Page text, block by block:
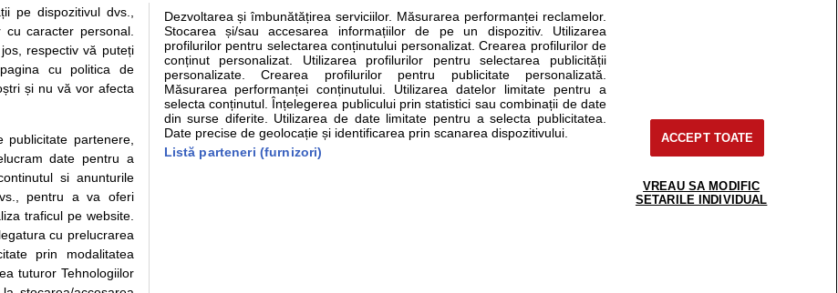
analize Specialitati medicale
informatii despre sanatate disponibile pe sfatulmedicului.ro au scop informativ si educational. Ele nu pot substitui consultul medical direct si
medicale. Va sfatuim, ca pe langa informatia primita pe sfatulmedicului.ro sa consultati fie medicul Dvs., fie unul dintre medicii pe care
de programari la medic Clickmed.
Drepturile consumatorului
Protectia consumatorilor -
ANPC
Solutionarea Alternativa a
Litigiilor
Info consumator: 0800.080.999
Formulare europene - CNAS
Ministerul Sanatatii - ANMDM
Parteneri
Inscriere clinica
Pentru pacient
support@sfatulmedicului.ro
0374 109 268
pe dispozitivul dvs.,
caracter personal.
respectiv vă puteți
cu politica de
și nu vă vor afecta
publicitate partenere,
date pentru a
si anunturile
pentru a va oferi
traficul pe website.
cu prelucrarea
prin modalitatea
tuturor Tehnologiilor
Dezvoltarea și îmbunătățirea serviciilor. Măsurarea performanței reclamelor.
Stocarea și/sau accesarea informațiilor de pe un dispozitiv. Utilizarea
profilurilor pentru selectarea conținutului personalizat. Crearea profilurilor de
conținut personalizat. Utilizarea profilurilor pentru selectarea publicității
personalizate. Crearea profilurilor pentru publicitate personalizată.
Măsurarea performanței conținutului. Utilizarea datelor limitate pentru a
selecta conținutul. Înțelegerea publicului prin statistici sau combinații de date
din surse diferite. Utilizarea de date limitate pentru a selecta publicitatea.
Date precise de geolocație și identificarea prin scanarea dispozitivului.
Listă parteneri (furnizori)
ACCEPT TOATE
VREAU SA MODIFIC
SETARILE INDIVIDUAL